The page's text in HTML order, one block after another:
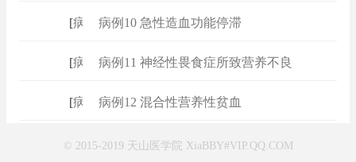
病例 ]病例10 急性造血功能停滞
病例 ]病例11 神经性畏食症所致营养不良
病例 ]病例12 混合性营养性贫血
© 2015-2019 天山医学院 XiaBBY#VIP.QQ.COM